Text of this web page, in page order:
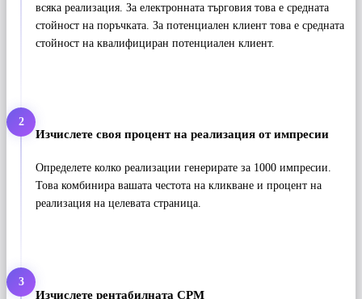
всяка реализация. За електронната търговия това е средната
стойност на поръчката. За потенциален клиент това е средната
стойност на квалифициран потенциален клиент.
2
Изчислете своя процент на реализация от импресии
Определете колко реализации генерирате за 1000 импресии.
Това комбинира вашата честота на кликване и процент на
реализация на целевата страница.
3
Изчислете рентабилната CPM